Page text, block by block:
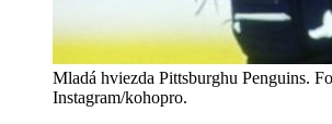
Mladá hviezda Pittsburghu Penguins.
Instagram/kohopro.